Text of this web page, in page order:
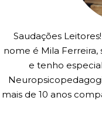
Saudações
nome é Mila Ferreira,
e tenho
mais de 10 anos